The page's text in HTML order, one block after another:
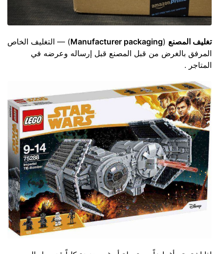
تغليف المصنع (
Manufacturer packaging) — التغليف الخاص
المرفق بالغرض من قبل المصنع قبل إرساله وعرضه في
المتاجر .